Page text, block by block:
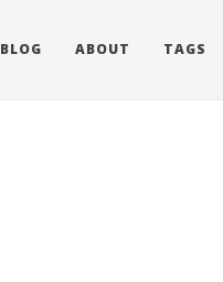
BLOG ABOUT TAGS